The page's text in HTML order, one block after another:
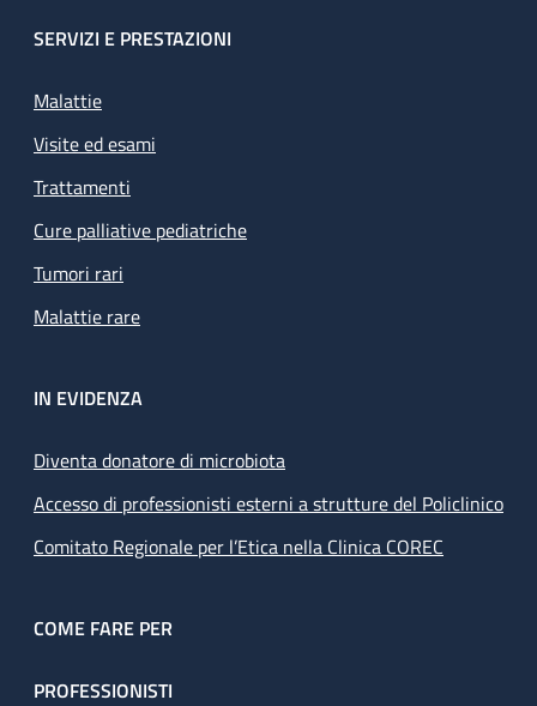
SERVIZI E PRESTAZIONI
Malattie
Visite ed esami
Trattamenti
Cure palliative pediatriche
Tumori rari
Malattie rare
IN EVIDENZA
Diventa donatore di microbiota
Accesso di professionisti esterni a strutture del Policlinico
Comitato Regionale per l’Etica nella Clinica COREC
COME FARE PER
PROFESSIONISTI